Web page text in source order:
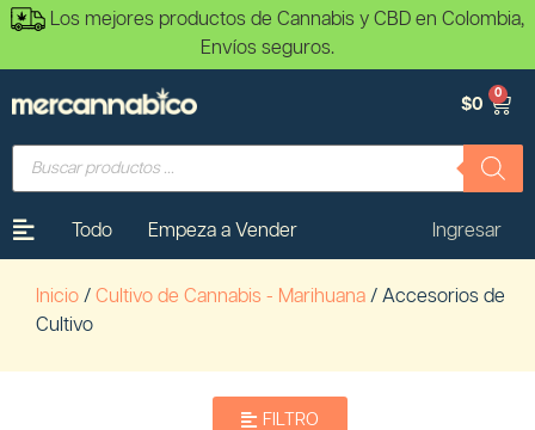
Los mejores productos de Cannabis y CBD en Colombia,
Envíos seguros.
$0
0
Todo Empeza a Vender Ingresar
Inicio / Cultivo de Cannabis - Marihuana / Accesorios de
Cultivo
FILTRO